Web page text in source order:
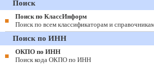
Поиск
Поиск по КлассИнформ
Поиск по всем классификаторам и
Поиск по ИНН
ОКПО по ИНН
Поиск кода ОКПО по ИНН